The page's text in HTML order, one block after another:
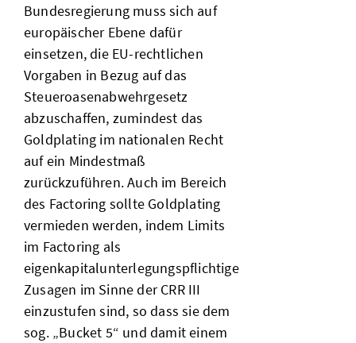
Bundesregierung muss sich auf
europäischer Ebene dafür
einsetzen, die EU-rechtlichen
Vorgaben in Bezug auf das
Steueroasenabwehrgesetz
abzuschaffen, zumindest das
Goldplating im nationalen Recht
auf ein Mindestmaß
zurückzuführen. Auch im Bereich
des Factoring sollte Goldplating
vermieden werden, indem Limits
im Factoring als
eigenkapitalunterlegungspflichtige
Zusagen im Sinne der CRR III
einzustufen sind, so dass sie dem
sog. „Bucket 5“ und damit einem